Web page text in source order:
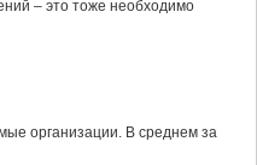
– это тоже необходимо
организации. В среднем за